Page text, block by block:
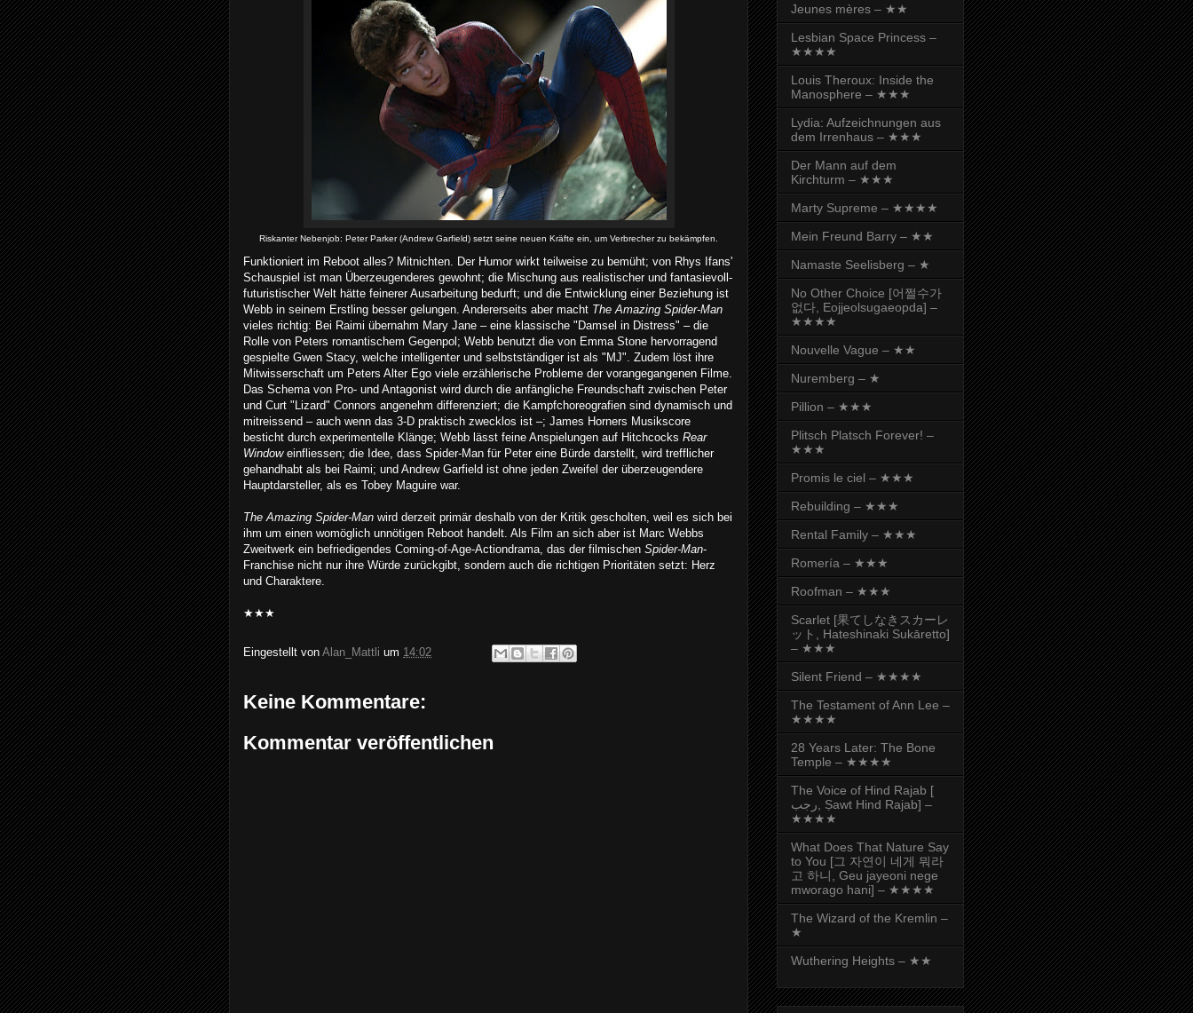
Riskanter Nebenjob: Peter Parker (Andrew Garfield) setzt seine neuen Kräfte ein, um Verbrecher zu bekämpfen.
Funktioniert im Reboot alles? Mitnichten. Der Humor wirkt teilweise zu bemüht; von Rhys Ifans'
Schauspiel ist man Überzeugenderes gewohnt; die Mischung aus realistischer und fantasievoll-
futuristischer Welt hätte feinerer Ausarbeitung bedurft; und die Entwicklung einer Beziehung ist
Webb in seinem Erstling besser gelungen. Andererseits aber macht The Amazing Spider-Man
vieles richtig: Bei Raimi übernahm Mary Jane – eine klassische "Damsel in Distress" – die
Rolle von Peters romantischem Gegenpol; Webb benutzt die von Emma Stone hervorragend
gespielte Gwen Stacy, welche intelligenter und selbstständiger ist als "MJ". Zudem löst ihre
Mitwisserschaft um Peters Alter Ego viele erzählerische Probleme der vorangegangenen Filme.
Das Schema von Pro- und Antagonist wird durch die anfängliche Freundschaft zwischen Peter
und Curt "Lizard" Connors angenehm differenziert; die Kampfchoreografien sind dynamisch und
mitreissend – auch wenn das 3-D praktisch zwecklos ist –; James Horners Musikscore
besticht durch experimentelle Klänge; Webb lässt feine Anspielungen auf Hitchcocks Rear
Windoweinfliessen; die Idee, dass Spider-Man für Peter eine Bürde darstellt, wird trefflicher
gehandhabt als bei Raimi; und Andrew Garfield ist ohne jeden Zweifel der überzeugendere
Hauptdarsteller, als es Tobey Maguire war.
The Amazing Spider-Man wird derzeit primär deshalb von der Kritik gescholten, weil es sich bei
ihm um einen womöglich unnötigen Reboot handelt. Als Film an sich aber ist Marc Webbs
Zweitwerk ein befriedigendes Coming-of-Age-Actiondrama, das der filmischen Spider-Man-
Franchise nicht nur ihre Würde zurückgibt, sondern auch die richtigen Prioritäten setzt: Herz
und Charaktere.
★★★
Eingestellt von Alan_Mattli um 14:02
Keine Kommentare:
Kommentar veröffentlichen
Jeunes mères – ★★
Lesbian Space Princess –
★★★★
Louis Theroux: Inside the
Manosphere – ★★★
Lydia: Aufzeichnungen aus
dem Irrenhaus – ★★★
Der Mann auf dem
Kirchturm – ★★★
Marty Supreme – ★★★★
Mein Freund Barry – ★★
Namaste Seelisberg – ★
No Other Choice [어쩔수가
없다, Eojjeolsugaeopda] –
★★★★
Nouvelle Vague – ★★
Nuremberg – ★
Pillion – ★★★
Plitsch Platsch Forever! –
★★★
Promis le ciel – ★★★
Rebuilding – ★★★
Rental Family – ★★★
Romería – ★★★
Roofman – ★★★
Scarlet [果てしなきスカーレ
ット, Hateshinaki Sukāretto]
– ★★★
Silent Friend – ★★★★
The Testament of Ann Lee –
★★★★
28 Years Later: The Bone
Temple – ★★★★
The Voice of Hind Rajab [
رجب, Ṣawt Hind Rajab] –
★★★★
What Does That Nature Say
to You [그 자연이 네게 뭐라
고 하니, Geu jayeoni nege
mworago hani] – ★★★★
The Wizard of the Kremlin –
★
Wuthering Heights – ★★